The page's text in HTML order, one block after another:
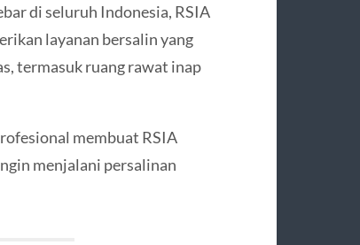
di seluruh Indonesia, RSIA
layanan bersalin yang
termasuk ruang rawat inap
membuat RSIA
menjalani persalinan